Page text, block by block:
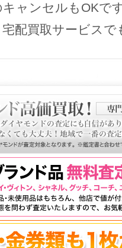
キャンセルもOKで
宅配買取サービス